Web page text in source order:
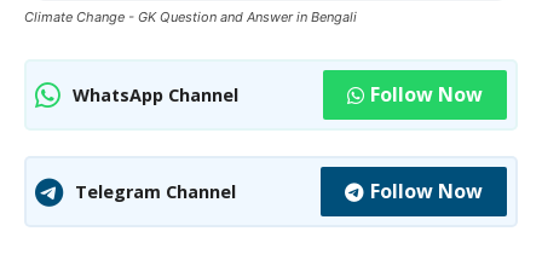
Climate Change - GK Question and Answer in Bengali
WhatsApp Channel Follow Now
Telegram Channel Follow Now